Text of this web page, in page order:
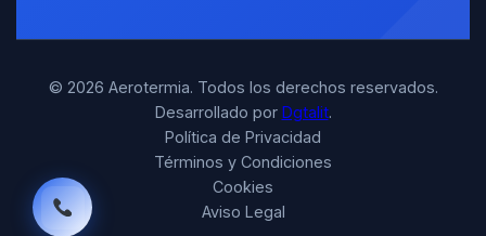
© 2026 Aerotermia. Todos los derechos reservados.
Desarrollado por Dgtalit.
Política de Privacidad
Términos y Condiciones
Cookies
Aviso Legal